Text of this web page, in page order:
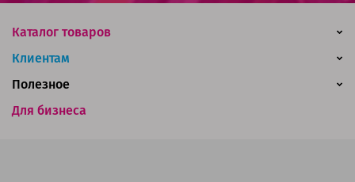
Каталог товаров
Клиентам
Для бизнеса
Полезное